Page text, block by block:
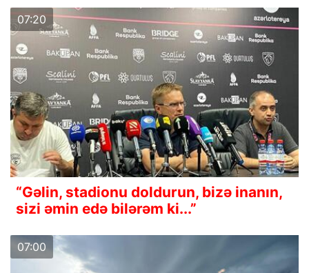
07:20
“Gəlin, stadionu doldurun, bizə inanın,
sizi əmin edə bilərəm ki...”
07:00